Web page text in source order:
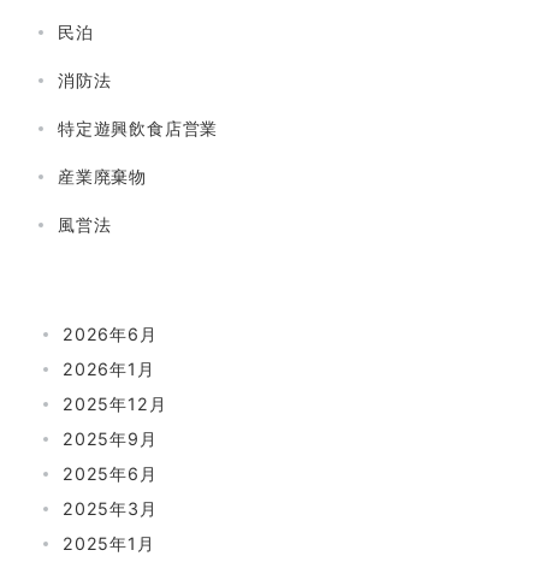
民泊
消防法
特定遊興飲食店営業
産業廃棄物
風営法
2026年6月
2026年1月
2025年12月
2025年9月
2025年6月
2025年3月
2025年1月